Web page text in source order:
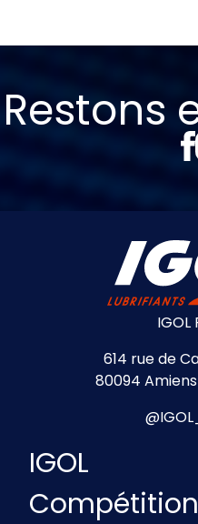
Restons
IGOL
614 rue de
80094
IGOL
Compétition